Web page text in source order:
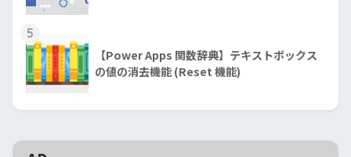
5
【Power Apps 関数辞典】テキストボックス
の値の消去機能 (Reset 機能)